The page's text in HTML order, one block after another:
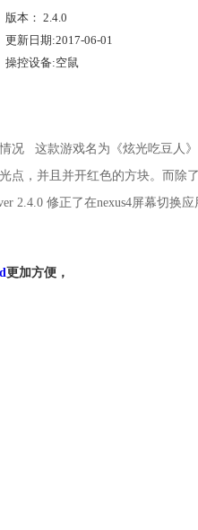
版本： 2.4.0
更新日期:2017-06-01
操控设备:空鼠
况 这款游戏名为《炫光吃豆人
点，并且并开红色的方块。而除
2.4.0 修正了在nexus4屏幕切换应
更加方便，